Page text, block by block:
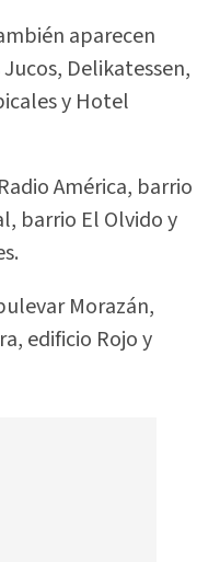
aparecen
Delikatessen,
y Hotel
América, barrio
barrio El Olvido y
Morazán,
edificio Rojo y